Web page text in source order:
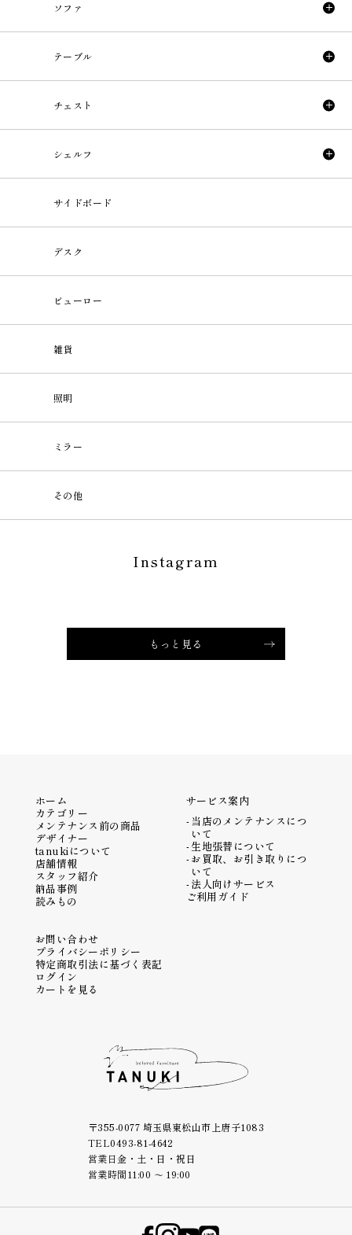
ソファ
テーブル
チェスト
シェルフ
サイドボード
デスク
ビューロー
雑貨
照明
ミラー
その他
Instagram
もっと見る
ホーム
カテゴリー
メンテナンス前の商品
デザイナー
tanukiについて
店舗情報
スタッフ紹介
納品事例
読みもの
サービス案内
当店のメンテナンスにつ
いて
生地張替について
お買取、お引き取りにつ
いて
法人向けサービス
ご利用ガイド
お問い合わせ
プライバシーポリシー
特定商取引法に基づく表記
ログイン
カートを見る
〒355-0077 埼玉県東松山市上唐子1083
TEL0493-81-4642
営業日金・土・日・祝日
営業時間11:00 ～ 19:00